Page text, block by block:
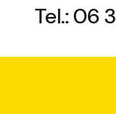
Tel.: 06